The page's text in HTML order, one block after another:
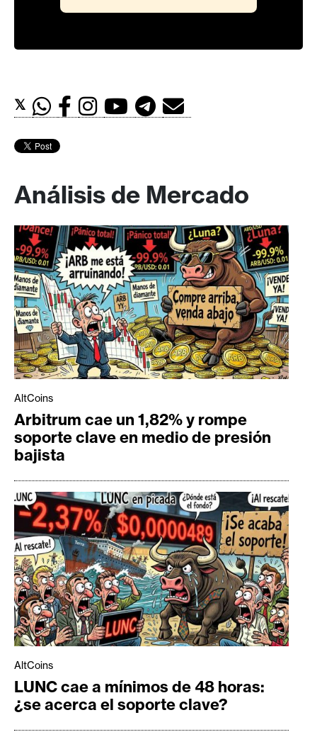
𝕏
Análisis de Mercado
AltCoins
Arbitrum cae un 1,82% y rompe
soporte clave en medio de presión
bajista
AltCoins
LUNC cae a mínimos de 48 horas:
¿se acerca el soporte clave?